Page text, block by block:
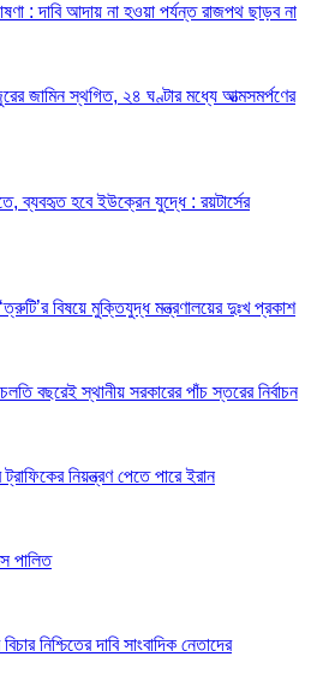
: দাবি আদায় না হওয়া পর্যন্ত রাজপথ ছাড়ব না
জামিন স্থগিত, ২৪ ঘণ্টার মধ্যে আত্মসমর্পণের
ব্যবহৃত হবে ইউক্রেন যুদ্ধে : রয়টার্সের
বিষয়ে মুক্তিযুদ্ধ মন্ত্রণালয়ের দুঃখ প্রকাশ
বছরেই স্থানীয় সরকারের পাঁচ স্তরের নির্বাচন
নিয়ন্ত্রণ পেতে পারে ইরান
পালিত
নিশ্চিতের দাবি সাংবাদিক নেতাদের